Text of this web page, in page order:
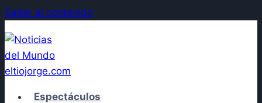
Saltar al contenido
Espectáculos